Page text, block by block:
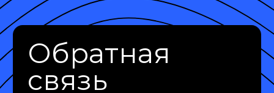
Обратная
связь